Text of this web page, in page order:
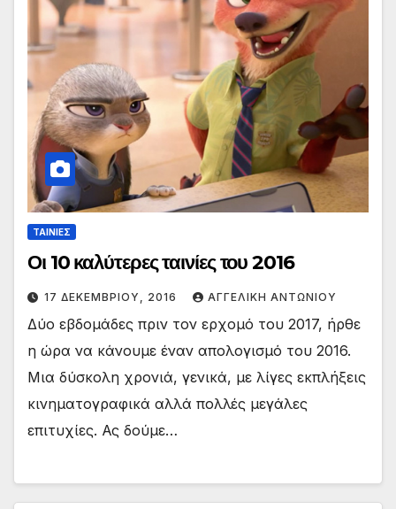
ΤΑΙΝΙΕΣ
Οι 10 καλύτερες ταινίες του 2016
17 ΔΕΚΕΜΒΡΊΟΥ, 2016 ΑΓΓΕΛΙΚΉ ΑΝΤΩΝΊΟΥ
Δύο εβδομάδες πριν τον ερχομό του 2017, ήρθε
η ώρα να κάνουμε έναν απολογισμό του 2016.
Μια δύσκολη χρονιά, γενικά, με λίγες εκπλήξεις
κινηματογραφικά αλλά πολλές μεγάλες
επιτυχίες. Ας δούμε…